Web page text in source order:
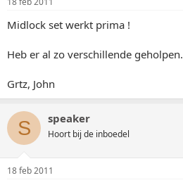
Midlock set werkt prima !
Heb er al zo verschillende geholpen.
Grtz, John
S speaker
Hoort bij de inboedel
18 feb 2011